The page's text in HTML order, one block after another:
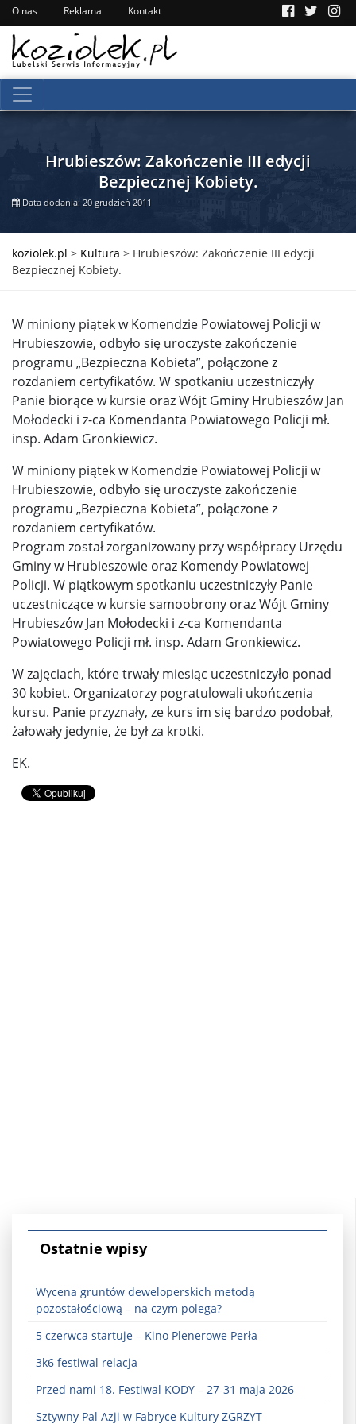
O nas Reklama Kontakt
Hrubieszów: Zakończenie III edycji
Bezpiecznej Kobiety.
Data dodania: 20 grudzień 2011
koziolek.pl > Kultura > Hrubieszów: Zakończenie III edycji
Bezpiecznej Kobiety.
W miniony piątek w Komendzie Powiatowej Policji w
Hrubieszowie, odbyło się uroczyste zakończenie
programu „Bezpieczna Kobieta”, połączone z
rozdaniem certyfikatów. W spotkaniu uczestniczyły
Panie biorące w kursie oraz Wójt Gminy Hrubieszów Jan
Mołodecki i z-ca Komendanta Powiatowego Policji mł.
insp. Adam Gronkiewicz.
W miniony piątek w Komendzie Powiatowej Policji w
Hrubieszowie, odbyło się uroczyste zakończenie
programu „Bezpieczna Kobieta”, połączone z
rozdaniem certyfikatów.
Program został zorganizowany przy współpracy Urzędu
Gminy w Hrubieszowie oraz Komendy Powiatowej
Policji. W piątkowym spotkaniu uczestniczyły Panie
uczestniczące w kursie samoobrony oraz Wójt Gminy
Hrubieszów Jan Mołodecki i z-ca Komendanta
Powiatowego Policji mł. insp. Adam Gronkiewicz.
W zajęciach, które trwały miesiąc uczestniczyło ponad
30 kobiet. Organizatorzy pogratulowali ukończenia
kursu. Panie przyznały, ze kurs im się bardzo podobał,
żałowały jedynie, że był za krotki.
EK.
Ostatnie wpisy
Wycena gruntów deweloperskich metodą
pozostałościową – na czym polega?
5 czerwca startuje – Kino Plenerowe Perła
3k6 festiwal relacja
Przed nami 18. Festiwal KODY – 27-31 maja 2026
Sztywny Pal Azji w Fabryce Kultury ZGRZYT